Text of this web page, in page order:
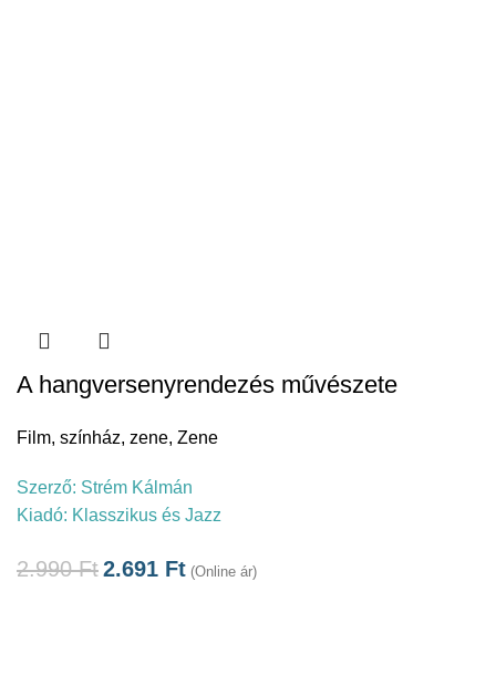
A hangversenyrendezés művészete
Film, színház, zene, Zene
Szerző: Strém Kálmán
Kiadó: Klasszikus és Jazz
2.990Ft2.691 Ft (Online ár)